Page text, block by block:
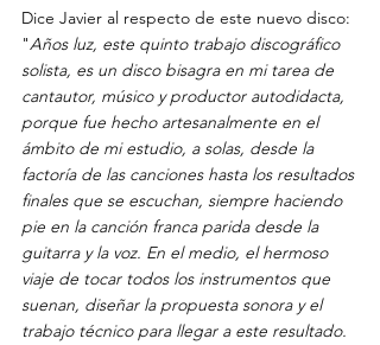
Dice Javier al respecto de este nuevo disco:
"Años luz, este quinto trabajo discográfico
solista, es un disco bisagra en mi tarea de
cantautor, músico y productor autodidacta,
porque fue hecho artesanalmente en el
ámbito de mi estudio, a solas, desde la
factoría de las canciones hasta los resultados
finales que se escuchan, siempre haciendo
pie en la canción franca parida desde la
guitarra y la voz. En el medio, el hermoso
viaje de tocar todos los instrumentos que
suenan, diseñar la propuesta sonora y el
trabajo técnico para llegar a este resultado.